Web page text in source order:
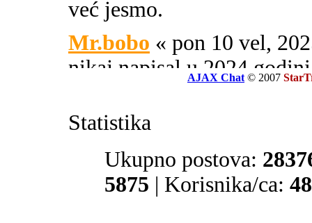
već jesmo.
Mr.bobo « pon 10 vel,
nikaj napisal u 2024
SOA ili PIPA.
El Zvonko« uto 16 svi,
prate tajne službe sekcije
AJAX Chat © 2007
Statistika
Ukupno postova:
5875 | Korisnika/ca: